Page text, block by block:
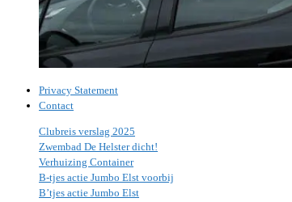
Privacy Statement
Contact
Clubreis verslag 2025
Zwembad De Helster dicht!
Verhuizing Container
B-tjes actie Jumbo Elst voorbij
B’tjes actie Jumbo Elst